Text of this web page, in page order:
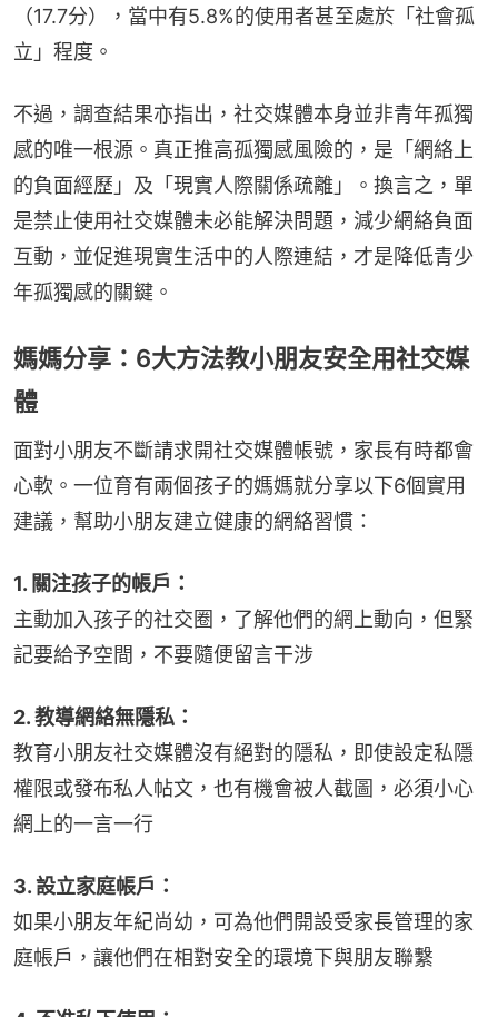
（17.7分），當中有5.8%的使用者甚至處於「社會孤
立」程度。
不過，調查結果亦指出，社交媒體本身並非青年孤獨
感的唯一根源。真正推高孤獨感風險的，是「網絡上
的負面經歷」及「現實人際關係疏離」。換言之，單
是禁止使用社交媒體未必能解決問題，減少網絡負面
互動，並促進現實生活中的人際連結，才是降低青少
年孤獨感的關鍵。
媽媽分享：6大方法教小朋友安全用社交媒
體
面對小朋友不斷請求開社交媒體帳號，家長有時都會
心軟。一位育有兩個孩子的媽媽就分享以下6個實用
建議，幫助小朋友建立健康的網絡習慣：
1. 關注孩子的帳戶：
主動加入孩子的社交圈，了解他們的網上動向，但緊
記要給予空間，不要隨便留言干涉
2. 教導網絡無隱私：
教育小朋友社交媒體沒有絕對的隱私，即使設定私隱
權限或發布私人帖文，也有機會被人截圖，必須小心
網上的一言一行
3. 設立家庭帳戶：
如果小朋友年紀尚幼，可為他們開設受家長管理的家
庭帳戶，讓他們在相對安全的環境下與朋友聯繫